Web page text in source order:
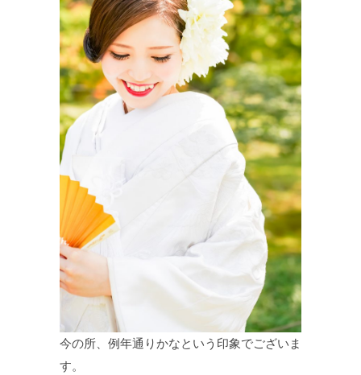
今の所、例年通りかなという印象でございま
す。